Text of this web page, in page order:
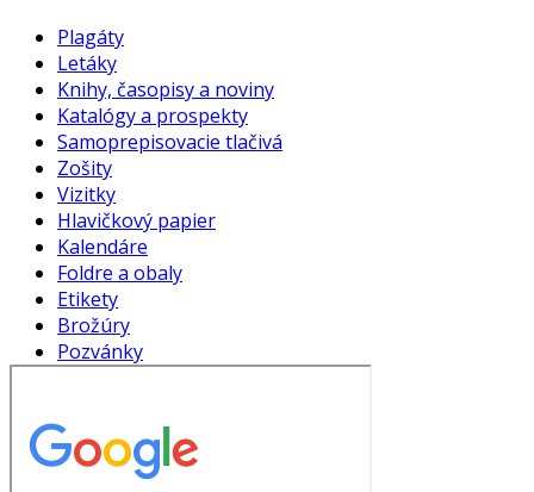
Plagáty
Letáky
Knihy, časopisy a noviny
Katalógy a prospekty
Samoprepisovacie tlačivá
Zošity
Vizitky
Hlavičkový papier
Kalendáre
Foldre a obaly
Etikety
Brožúry
Pozvánky